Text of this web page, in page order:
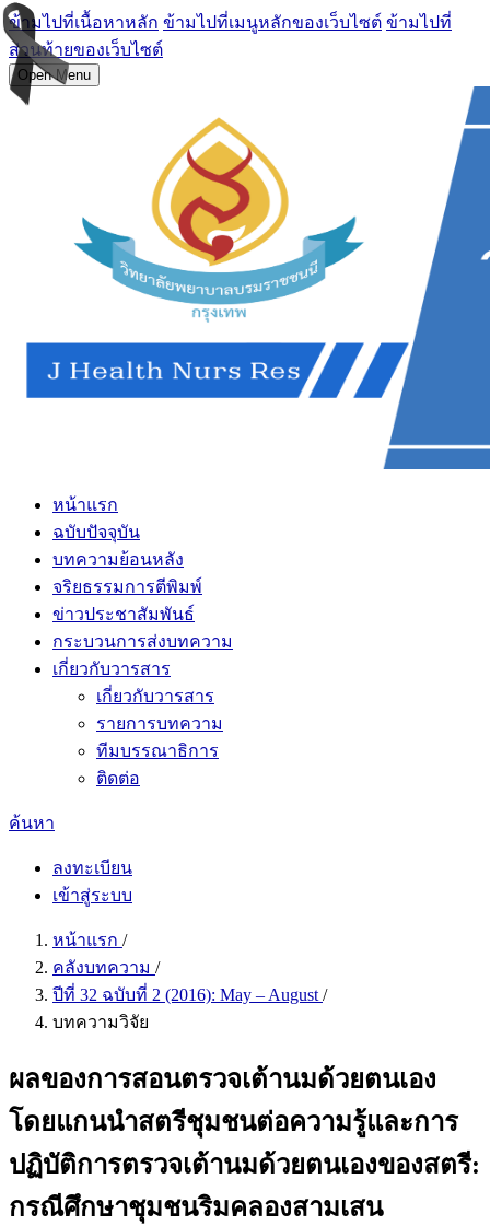
ข้ามไปที่เนื้อหาหลัก ข้ามไปที่เมนูหลักของเว็บไซต์ ข้ามไปที่
ส่วนท้ายของเว็บไซต์
Open Menu
หน้าแรก
ฉบับปัจจุบัน
บทความย้อนหลัง
จริยธรรมการตีพิมพ์
ข่าวประชาสัมพันธ์
กระบวนการส่งบทความ
เกี่ยวกับวารสาร
เกี่ยวกับวารสาร
รายการบทความ
ทีมบรรณาธิการ
ติดต่อ
ค้นหา
ลงทะเบียน
เข้าสู่ระบบ
หน้าแรก /
คลังบทความ /
ปีที่ 32 ฉบับที่ 2 (2016): May – August /
บทความวิจัย
ผลของการสอนตรวจเต้านมด้วยตนเอง
โดยแกนนำสตรีชุมชนต่อความรู้และการ
ปฏิบัติการตรวจเต้านมด้วยตนเองของสตรี:
กรณีศึกษาชุมชนริมคลองสามเสน